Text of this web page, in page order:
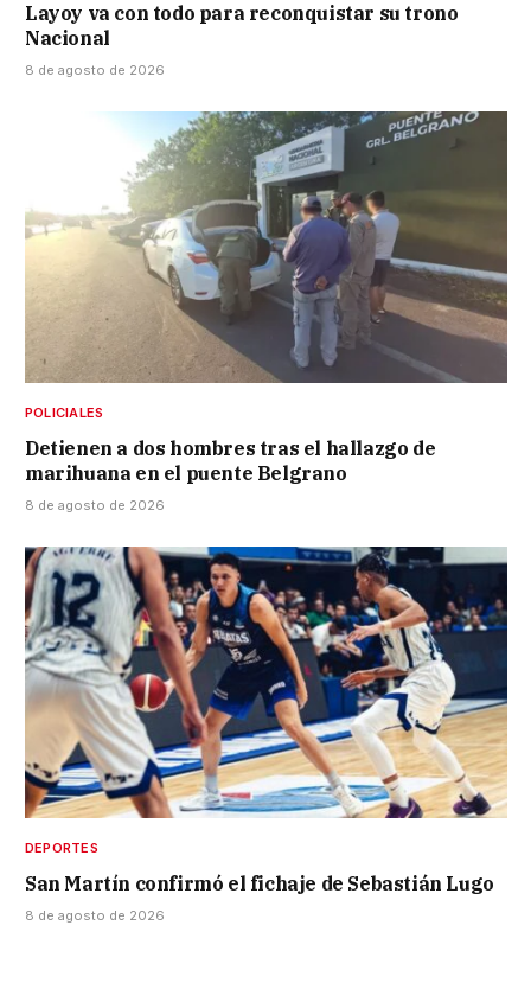
Layoy va con todo para reconquistar su trono
Nacional
8 de agosto de 2026
POLICIALES
Detienen a dos hombres tras el hallazgo de
marihuana en el puente Belgrano
8 de agosto de 2026
DEPORTES
San Martín confirmó el fichaje de Sebastián Lugo
8 de agosto de 2026